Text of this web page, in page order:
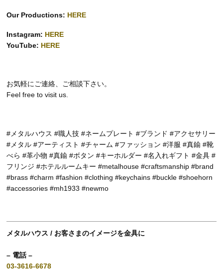
Our Productions: HERE
Instagram: HERE
YouTube: HERE
お気軽にご連絡、ご相談下さい。
Feel free to visit us.
#メタルハウス #職人技 #ネームプレート #ブランド #アクセサリー
#メタル #アーティスト #チャーム #ファッション #洋服 #真鍮 #靴
べら #革小物 #真鍮 #ボタン #キーホルダー #名入れギフト #金具 #
フリンジ #ホテルルームキー #metalhouse #craftsmanship #brand
#brass #charm #fashion #clothing #keychains #buckle #shoehorn
#accessories #mh1933 #newmo
メタルハウス / お客さまのイメージを金具に
– 電話 –
03-3616-6678